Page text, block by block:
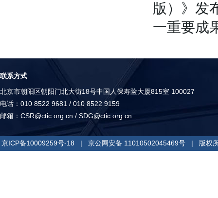
版）》发
一重要成
联系方式
北京市朝阳区朝阳门北大街18号中国人保寿险大厦815室 100027
电话：010 8522 9681 / 010 8522 9159
邮箱： CSR@ctic.org.cn / SDG@ctic.org.cn
京ICP备10009259号-18 | 京公网安备 11010502045469号 | 版权